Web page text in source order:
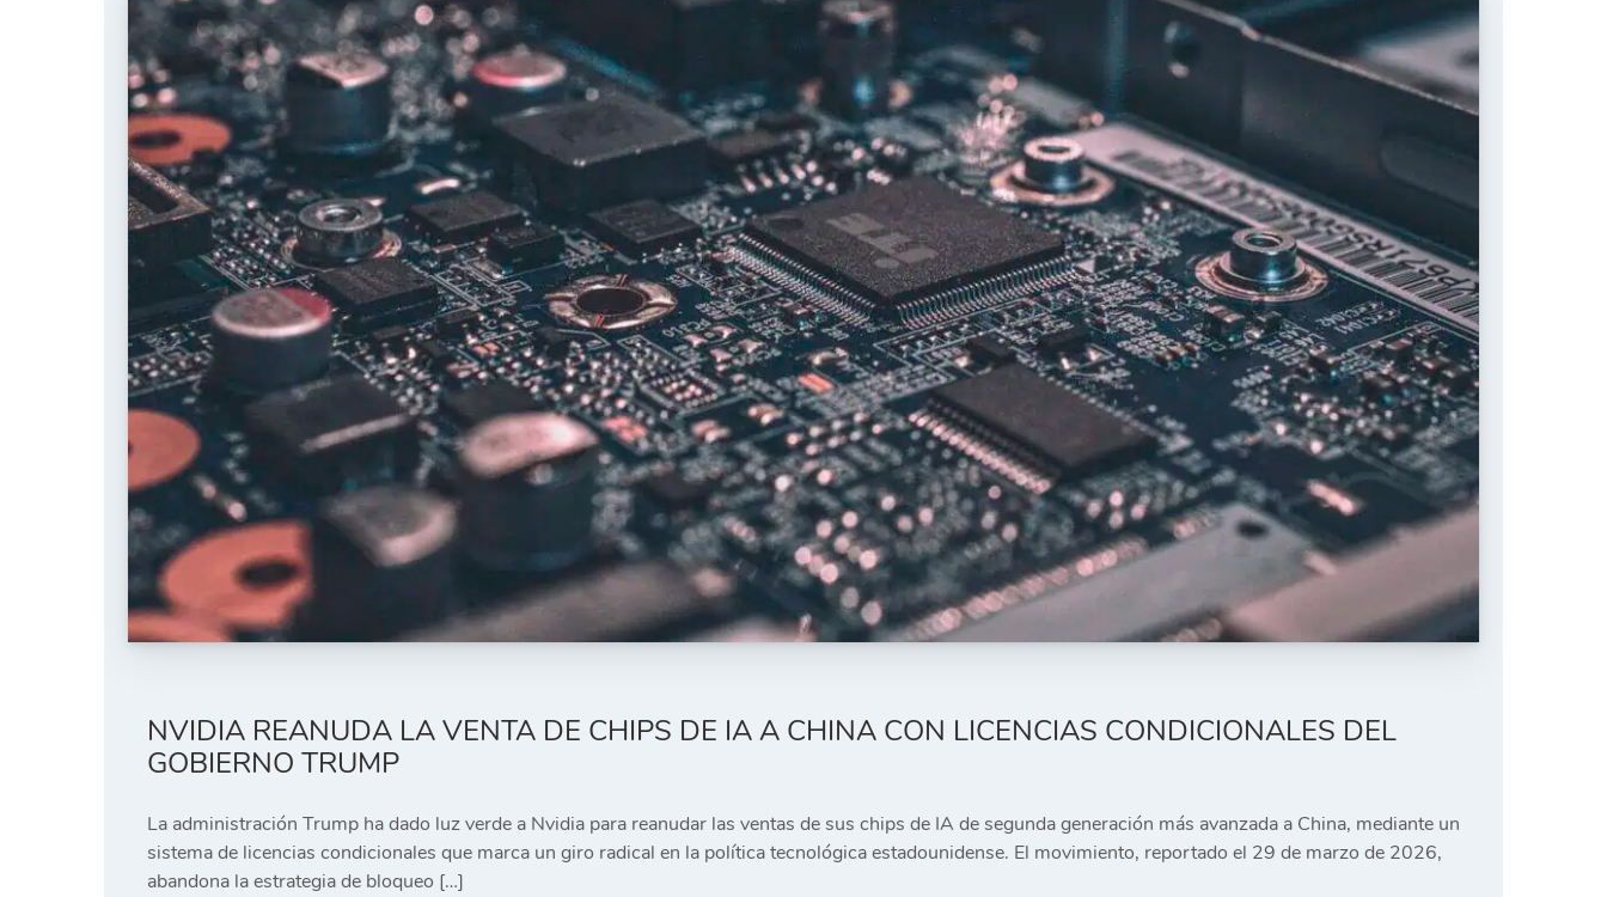
NVIDIA REANUDA LA VENTA DE CHIPS DE IA A CHINA CON LICENCIAS CONDICIONALES DEL
GOBIERNO TRUMP
La administración Trump ha dado luz verde a Nvidia para reanudar las ventas de sus chips de IA de segunda generación más avanzada a China, mediante un
sistema de licencias condicionales que marca un giro radical en la política tecnológica estadounidense. El movimiento, reportado el 29 de marzo de 2026,
abandona la estrategia de bloqueo […]